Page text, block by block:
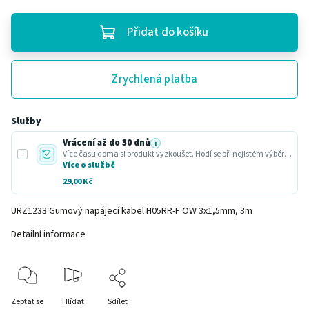
Přidat do košíku
Zrychlená platba
Služby
Vrácení až do 30 dnů i
Více času doma si produkt vyzkoušet. Hodí se při nejistém výběru nebo dárku.
Více o službě
29,00 Kč
URZ1233 Gumový napájecí kabel H05RR-F OW 3x1,5mm, 3m
Detailní informace
Zeptat se Hlídat Sdílet